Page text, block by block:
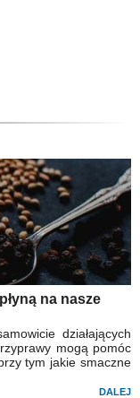
na nasze
działających
mogą pomóc
tym jakie smaczne
DALEJ